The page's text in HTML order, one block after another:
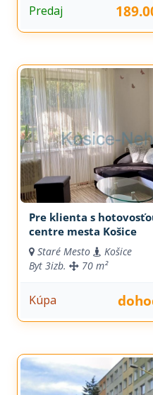
Predaj
Pre klienta s
centre mesta Košice
Staré Mesto
Košice
Byt 3izb. 70 m²
Kúpa